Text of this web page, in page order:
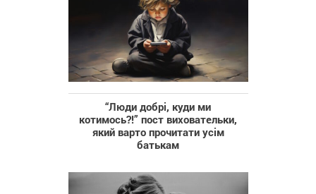
“Люди добрі, куди ми
котимось?!” пост виховательки,
який варто прочитати усім
батькам